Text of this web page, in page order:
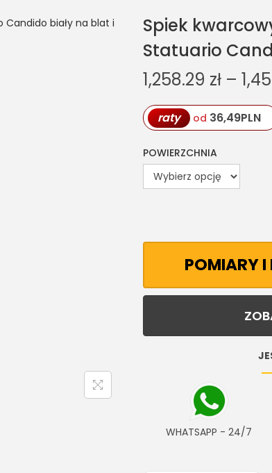
Spiek
Statuario
1,258.29 zł –
raty od 36,49PLN
POWIERZCHNIA
POMIARY
WHATSAPP - 24/7